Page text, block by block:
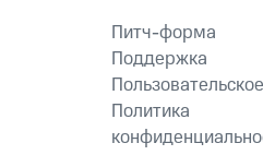
Питч-форма
Поддержка
Политика